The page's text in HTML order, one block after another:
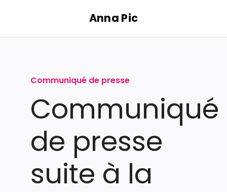
contenu
Anna Pic
Communiqué de presse
Communiqué
de presse
suite à la